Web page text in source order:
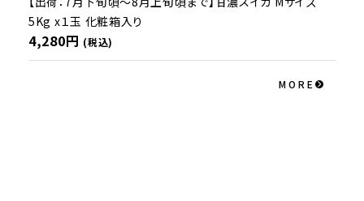
5Kg x１玉 化粧箱入り
4,280円 (税込)
MORE